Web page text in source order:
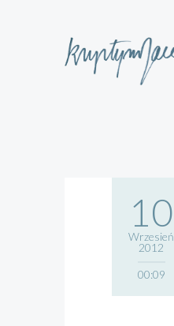
10
Wrzesień
2012
00:09